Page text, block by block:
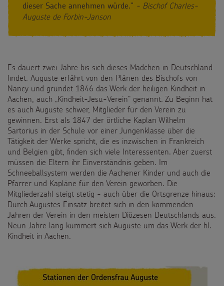
dieser Sache annehmen würde." - Bischof Charles-
Auguste de Forbin-Janson
Es dauert zwei Jahre bis sich dieses Mädchen in Deutschland
findet. Auguste erfährt von den Plänen des Bischofs von
Nancy und gründet 1846 das Werk der heiligen Kindheit in
Aachen, auch „Kindheit-Jesu-Verein“ genannt. Zu Beginn hat
es auch Auguste schwer, Mitglieder für den Verein zu
gewinnen. Erst als 1847 der örtliche Kaplan Wilhelm
Sartorius in der Schule vor einer Jungenklasse über die
Tätigkeit der Werke spricht, die es inzwischen in Frankreich
und Belgien gibt, finden sich viele Interessenten. Aber zuerst
müssen die Eltern ihr Einverständnis geben. Im
Schneeballsystem werden die Aachener Kinder und auch die
Pfarrer und Kapläne für den Verein geworben. Die
Mitgliederzahl steigt stetig - auch über die Ortsgrenze hinaus:
Durch Augustes Einsatz breitet sich in den kommenden
Jahren der Verein in den meisten Diözesen Deutschlands aus.
Neun Jahre lang kümmert sich Auguste um das Werk der hl.
Kindheit in Aachen.